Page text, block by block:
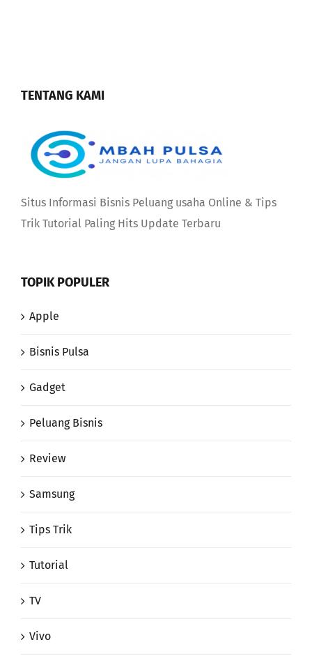
TENTANG KAMI
Situs Informasi Bisnis Peluang usaha Online & Tips
Trik Tutorial Paling Hits Update Terbaru
TOPIK POPULER
Apple
Bisnis Pulsa
Gadget
Peluang Bisnis
Review
Samsung
Tips Trik
Tutorial
TV
Vivo